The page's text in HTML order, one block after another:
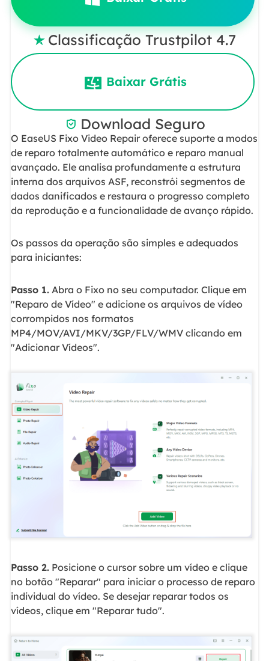
 Classificação Trustpilot 4.7
Baixar Grátis
 Download Seguro
O EaseUS Fixo Video Repair oferece suporte a modos
de reparo totalmente automático e reparo manual
avançado. Ele analisa profundamente a estrutura
interna dos arquivos ASF, reconstrói segmentos de
dados danificados e restaura o progresso completo
da reprodução e a funcionalidade de avanço rápido.
Os passos da operação são simples e adequados
para iniciantes:
Passo 1.Abra o Fixo no seu computador. Clique em
"Reparo de Vídeo" e adicione os arquivos de vídeo
corrompidos nos formatos
MP4/MOV/AVI/MKV/3GP/FLV/WMV clicando em
"Adicionar Vídeos".
Passo 2.Posicione o cursor sobre um vídeo e clique
no botão "Reparar" para iniciar o processo de reparo
individual do vídeo. Se desejar reparar todos os
vídeos, clique em "Reparar tudo".